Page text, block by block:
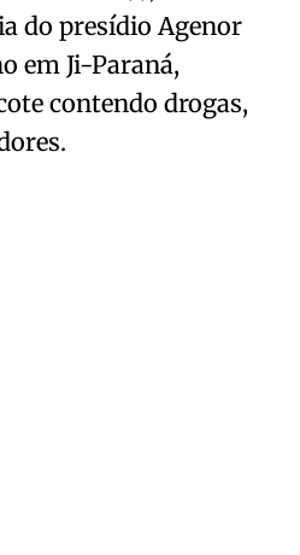
do presídio Agenor
em Ji-Paraná,
contendo drogas,